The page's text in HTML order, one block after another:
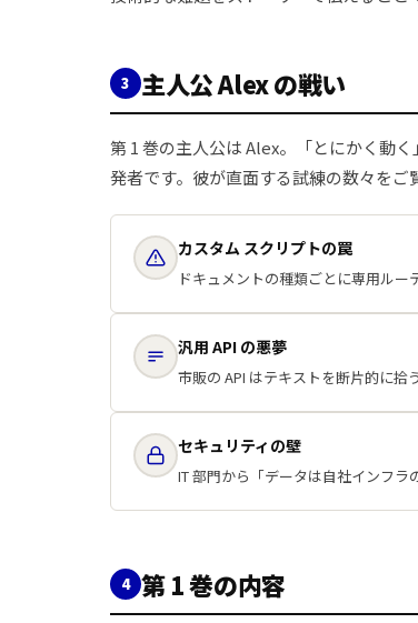
3 主人公 Alex の戦い
第 1 巻の主人公は Alex。「とにかく動
発者です。彼が直面する試練の数々をご
カスタム スクリプトの罠
ドキュメントの種類ごとに専用ルー
汎用 API の悪夢
市販の API はテキストを断片的に拾
セキュリティの壁
IT 部門から「データは自社インフラ
4 第 1 巻の内容